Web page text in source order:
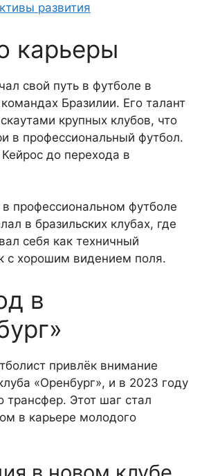
развития
карьеры
свой путь в футболе в
Бразилии. Его талант
крупных клубов, что
в профессиональный футбол.
до перехода в
профессиональном футболе
в бразильских клубах, где
себя как техничный
с хорошим видением поля.
в
привлёк внимание
«Оренбург», и в 2023 году
трансфер. Этот шаг стал
в карьере молодого